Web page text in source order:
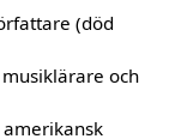
(död
och
amerikansk